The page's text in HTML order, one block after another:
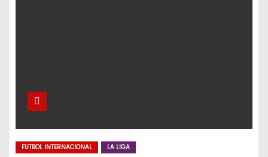
FUTBOL INTERNACIONAL LA LIGA